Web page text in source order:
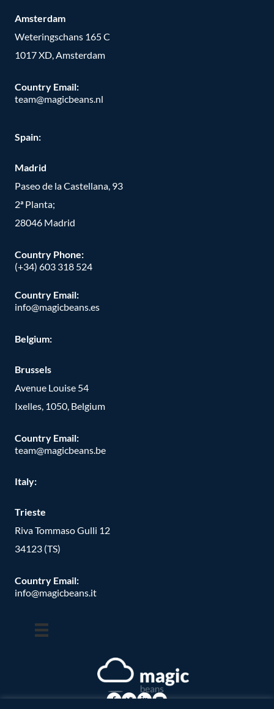
Amsterdam
Weteringschans 165 C
1017 XD, Amsterdam
Country Email:
team@magicbeans.nl
Spain:
Madrid
Paseo de la Castellana, 93
2ª Planta;
28046 Madrid
Country Phone:
(+34) 603 318 524
Country Email:
info@magicbeans.es
Belgium:
Brussels
Avenue Louise 54
Ixelles, 1050, Belgium
Country Email:
team@magicbeans.be
Italy:
Trieste
Riva Tommaso Gulli 12
34123 (TS)
Country Email:
info@magicbeans.it